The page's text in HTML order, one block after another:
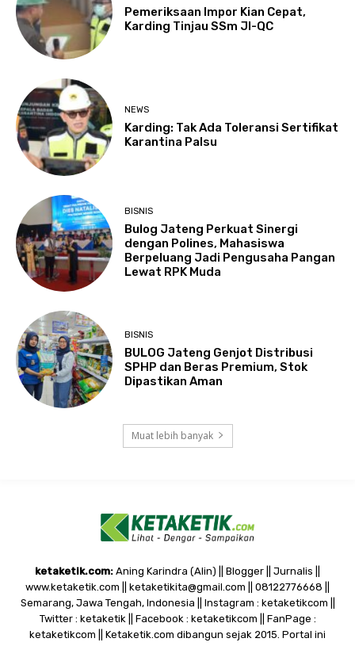
Pemeriksaan Impor Kian Cepat,
Karding Tinjau SSm JI-QC
NEWS
Karding: Tak Ada Toleransi Sertifikat
Karantina Palsu
BISNIS
Bulog Jateng Perkuat Sinergi
dengan Polines, Mahasiswa
Berpeluang Jadi Pengusaha Pangan
Lewat RPK Muda
BISNIS
BULOG Jateng Genjot Distribusi
SPHP dan Beras Premium, Stok
Dipastikan Aman
Muat lebih banyak
ketaketik.com: Aning Karindra (Alin) || Blogger || Jurnalis ||
www.ketaketik.com || ketaketikita@gmail.com || 08122776668 ||
Semarang, Jawa Tengah, Indonesia || Instagram : ketaketikcom ||
Twitter : ketaketik || Facebook : ketaketikcom || FanPage :
ketaketikcom || Ketaketik.com dibangun sejak 2015. Portal ini